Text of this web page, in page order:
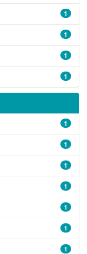
1
1
1
1
1
1
1
1
1
1
1